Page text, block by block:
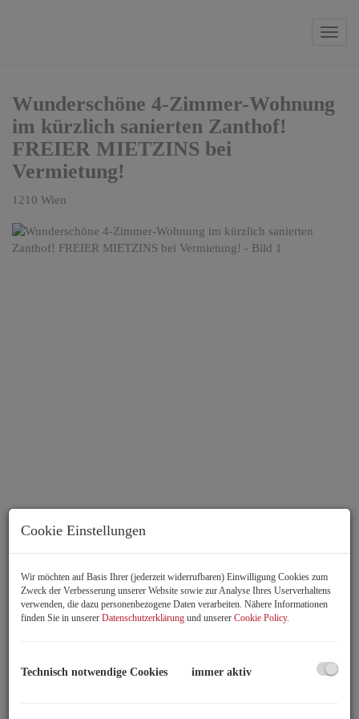
Wunderschöne 4-Zimmer-Wohnung
im kürzlich sanierten Zanthof!
FREIER MIETZINS bei
Vermietung!
1210 Wien
Rundgang durch die Wohnung
Die Adresse: Prager Straße 42, 1210 Wien
Cookie Einstellungen
Wir möchten auf Basis Ihrer (jederzeit widerrufbaren) Einwilligung Cookies zum
Zweck der Verbesserung unserer Website sowie zur Analyse Ihres Userverhaltens
verwenden, die dazu personenbezogene Daten verarbeiten. Nähere Informationen
finden Sie in unserer Datenschutzerklärung und unserer Cookie Policy.
Technisch notwendige Cookies immer aktiv